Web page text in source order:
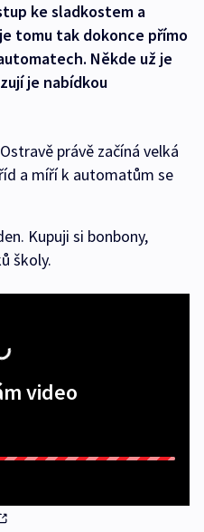
ke sladkostem a
tomu tak dokonce přímo
Někde už je
je nabídkou
právě začíná velká
a míří k automatům se
Kupuji si bonbony,
školy.
video